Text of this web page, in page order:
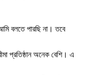
বলতে পারছি না। তবে
প্রতিষ্ঠান অনেক বেশি। এ